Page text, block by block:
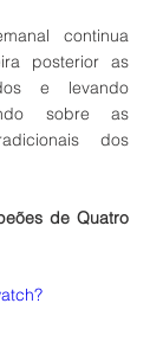
continua
posterior as
e levando
sobre as
dos
de Quatro